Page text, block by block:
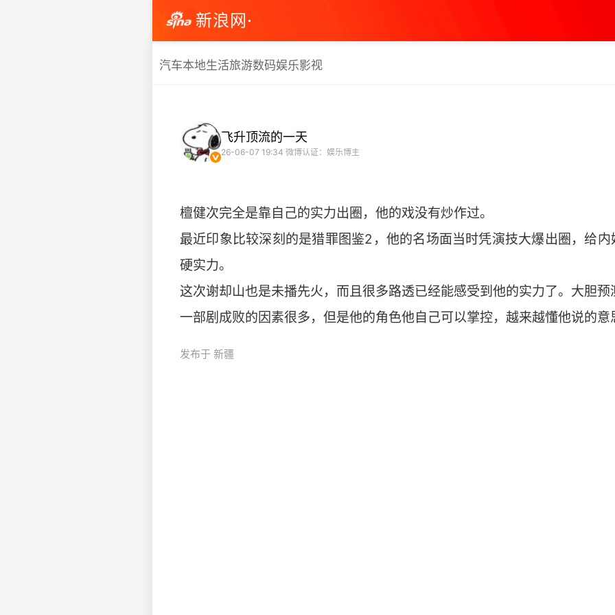
新浪网·
汽车本地生活旅游数码娱乐影视
飞升顶流的一天
26-06-07 19:34 微博认证：娱乐博主
檀健次完全是靠自己的实力出圈，他的戏没有炒作过。
最近印象比较深刻的是猎罪图鉴2，他的名场面当时凭演技大爆出圈，给
硬实力。
这次谢却山也是未播先火，而且很多路透已经能感受到他的实力了。大胆
一部剧成败的因素很多，但是他的角色他自己可以掌控，越来越懂他说的意
发布于 新疆